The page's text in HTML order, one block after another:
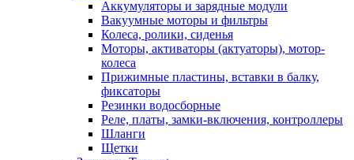
Аккумуляторы и зарядные модули
Вакуумные моторы и фильтры
Колеса, ролики, сиденья
Моторы, активаторы (актуаторы), мотор-
колеса
Прижимные пластины, вставки в балку,
фиксаторы
Резинки водосборные
Реле, платы, замки-включения, контроллеры
Шланги
Щетки